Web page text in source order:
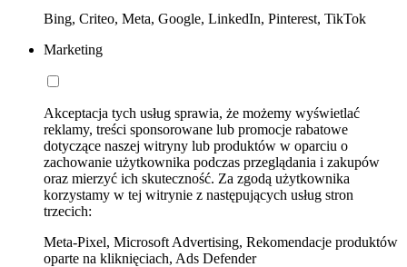
Bing, Criteo, Meta, Google, LinkedIn, Pinterest, TikTok
Marketing
Akceptacja tych usług sprawia, że możemy wyświetlać
reklamy, treści sponsorowane lub promocje rabatowe
dotyczące naszej witryny lub produktów w oparciu o
zachowanie użytkownika podczas przeglądania i zakupów
oraz mierzyć ich skuteczność. Za zgodą użytkownika
korzystamy w tej witrynie z następujących usług stron
trzecich:
Meta-Pixel, Microsoft Advertising, Rekomendacje produktów
oparte na kliknięciach, Ads Defender